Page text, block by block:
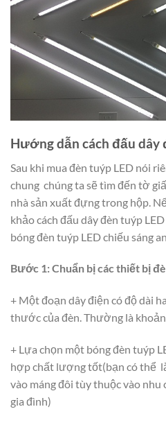
Hướng dẫn cách đấu dây
Sau khi mua đèn tuýp LED nói
chung chúng ta sẽ tìm đến tờ
nhà sản xuất đựng trong hộp.
khảo cách đấu dây đèn tuýp
bóng đèn tuýp LED chiếu sáng
Bước 1: Chuẩn bị các thiết bị
+ Một đoạn dây điện có độ dài
thước của đèn. Thường là
+ Lựa chọn một bóng đèn tuýp
hợp chất lượng tốt(bạn có thể
vào máng đôi tùy thuộc vào nhu
gia đình)